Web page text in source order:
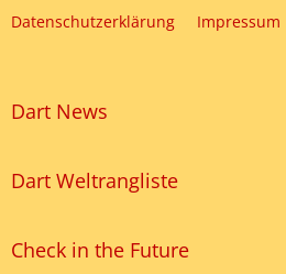
Datenschutzerklärung Impressum
Dart News
Dart Weltrangliste
Check in the Future